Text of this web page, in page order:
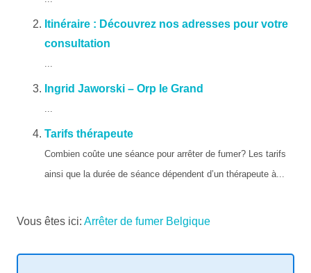
Itinéraire : Découvrez nos adresses pour votre
consultation
...
Ingrid Jaworski – Orp le Grand
...
Tarifs thérapeute
Combien coûte une séance pour arrêter de fumer? Les tarifs
ainsi que la durée de séance dépendent d’un thérapeute à...
Vous êtes ici: Arrêter de fumer Belgique